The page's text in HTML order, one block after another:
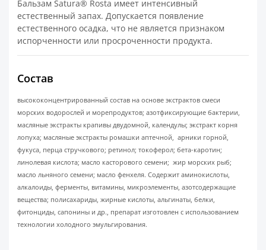
Бальзам Satura® Rosta имеет интенсивный
естественный запах. Допускается появление
естественного осадка, что не является признаком
испорченности или просроченности продукта.
Состав
высококонцентрированный состав на основе экстрактов смеси
морских водорослей и морепродуктов; азотфиксирующие бактерии,
масляные экстракты крапивы двудомной, календулы; экстракт корня
лопуха; масляные экстракты ромашки аптечной, арники горной,
фукуса, перца стручкового; ретинол; токоферол; бета-каротин;
линолевая кислота; масло касторового семени; жир морских рыб;
масло льняного семени; масло фенхеля. Содержит аминокислоты,
алкалоиды, ферменты, витамины, микроэлементы, азотсодержащие
вещества; полисахариды, жирные кислоты, альгинаты, белки,
фитонциды, сапонины и др., препарат изготовлен с использованием
технологии холодного эмульгирования.